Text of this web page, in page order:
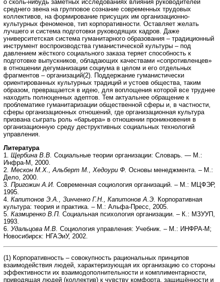
о сколь-нибудь заметных исследованиях влияния руководителей
среднего звена на групповое сознание современных трудовых
коллективов, на формирование присущих им организационно-
культурных феноменов, тип корпоративности. Оставляет желать
лучшего и система подготовки руководящих кадров. Даже
университетская система гуманитарного образования – традиционный
инструмент воспроизводства гуманистической культуры – под
давлением жёсткого социального заказа теряет способность к
подготовке выпускников, обладающих качествами «сопротивленцев»
в отношении дегуманизации социума в целом и его отдельных
фрагментов – организаций(2). Поддержание гуманистически
ориентированных культурных традиций и устоев общества, таким
образом, превращается в идею, для воплощения которой все труднее
находить полноценных адептов. Тем актуальнее обращение к
проблематике гуманитаризации общественной сферы и, в частности,
сферы организационных отношений, где организационная культура
призвана сыграть роль «барьера» в отношении проникновения в
организационную среду деструктивных социальных технологий
управления.
Литература
1. Щербина В.В. Социальные теории организации: Словарь. — М.:
Инфра-М, 2000.
2. Мескон М.Х., Альберт М., Хедоури Ф. Основы менеджмента. – М.:
Дело, 2000.
3. Пригожин А.И. Современная социология организаций. – М.: МЦФЭР,
1995.
4. Капитонов Э.А., Зинченко Г.Н., Капитонов А.Э. Корпоративная
культура: теория и практика. – М.: Альфа-Пресс, 2005.
5. Казмиренко В.П. Социальная психология организации. – К.: МЗУУП,
1993.
6. Удальцова М.В. Социология управления: Учебник. – М.: ИНФРА-М;
Новосибирск: НГАЭиУ, 2002.
(1) Корпоративность – совокупность рациональных принципов
взаимодействия людей, характеризующая их организацию со стороны
эффективности их взаимодополнительности и комплиментарности,
приводящая людей (коллектив) к чувству комфорта, защищённости и